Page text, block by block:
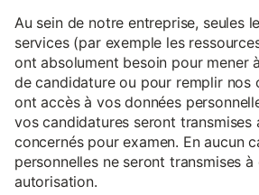
Au sein de notre entreprise, seules
services (par exemple les
ont absolument besoin pour mener
de candidature ou pour remplir nos
ont accès à vos données
vos candidatures seront transmises
concernés pour examen. En aucun
personnelles ne seront transmises à
autorisation.